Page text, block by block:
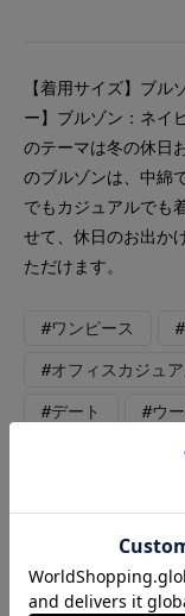
【着用サイズ】ブ
ー】ブルゾン：ネイ
のテーマは冬の休日
のブルゾンは、中綿
でもカジュアルでも
せて、休日のお出か
ただけます。
#ワンピース
#オフィスカジュ
#デート #ウ
#ト
#骨格ナチュラル
#キルティング